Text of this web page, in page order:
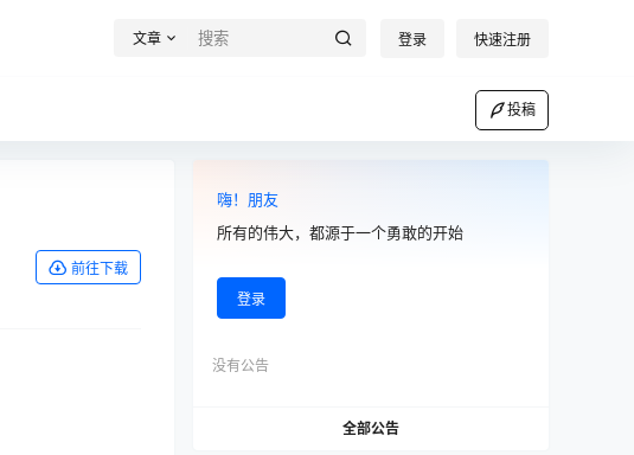
文章 登录 快速注册
投稿
前往下载
嗨！朋友
所有的伟大，都源于一个勇敢的开始
登录
没有公告
全部公告